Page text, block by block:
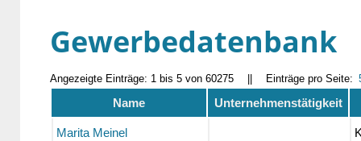
Gewerbedatenbank
Angezeigte Einträge: 1 bis 5 von 60275 Einträge pro Seite:
Name Unternehmenstätigkeit
Marita Meinel